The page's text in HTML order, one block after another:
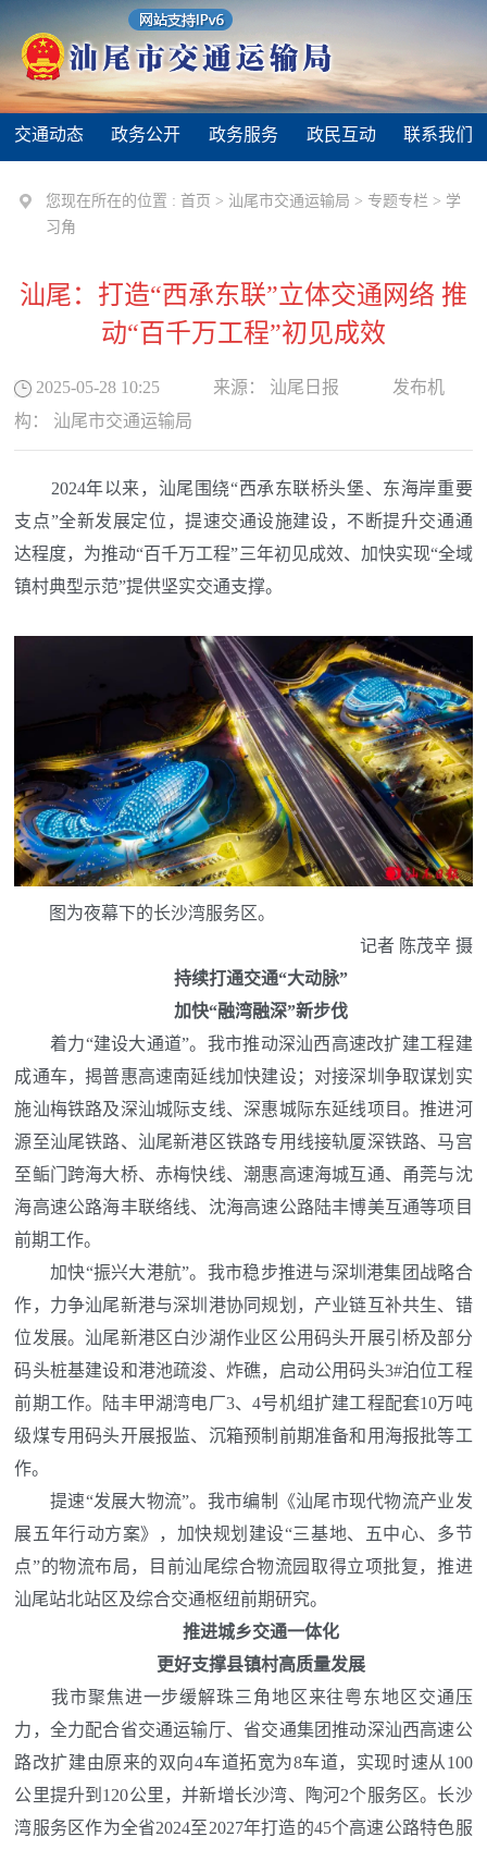
交通动态 政务公开 政务服务 政民互动 联系我们
您现在所在的位置 : 首页 > 汕尾市交通运输局 > 专题专栏 > 学
习角
汕尾：打造“西承东联”立体交通网络 推
动“百千万工程”初见成效
2025-05-28 10:25 来源： 汕尾日报
发布机
构：
汕尾市交通运输局
2024年以来，汕尾围绕“西承东联桥头堡、东海岸重要
支点”全新发展定位，提速交通设施建设，不断提升交通通
达程度，为推动“百千万工程”三年初见成效、加快实现“全域
镇村典型示范”提供坚实交通支撑。
图为夜幕下的长沙湾服务区。
记者 陈茂辛 摄
持续打通交通“大动脉”
加快“融湾融深”新步伐
着力“建设大通道”。我市推动深汕西高速改扩建工程建
成通车，揭普惠高速南延线加快建设；对接深圳争取谋划实
施汕梅铁路及深汕城际支线、深惠城际东延线项目。推进河
源至汕尾铁路、汕尾新港区铁路专用线接轨厦深铁路、马宫
至鲘门跨海大桥、赤梅快线、潮惠高速海城互通、甬莞与沈
海高速公路海丰联络线、沈海高速公路陆丰博美互通等项目
前期工作。
加快“振兴大港航”。我市稳步推进与深圳港集团战略合
作，力争汕尾新港与深圳港协同规划，产业链互补共生、错
位发展。汕尾新港区白沙湖作业区公用码头开展引桥及部分
码头桩基建设和港池疏浚、炸礁，启动公用码头3#泊位工程
前期工作。陆丰甲湖湾电厂3、4号机组扩建工程配套10万吨
级煤专用码头开展报监、沉箱预制前期准备和用海报批等工
作。
提速“发展大物流”。我市编制《汕尾市现代物流产业发
展五年行动方案》，加快规划建设“三基地、五中心、多节
点”的物流布局，目前汕尾综合物流园取得立项批复，推进
汕尾站北站区及综合交通枢纽前期研究。
推进城乡交通一体化
更好支撑县镇村高质量发展
我市聚焦进一步缓解珠三角地区来往粤东地区交通压
力，全力配合省交通运输厅、省交通集团推动深汕西高速公
路改扩建由原来的双向4车道拓宽为8车道，实现时速从100
公里提升到120公里，并新增长沙湾、陶河2个服务区。长沙
湾服务区作为全省2024至2027年打造的45个高速公路特色服